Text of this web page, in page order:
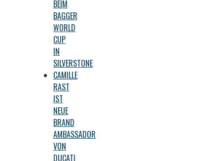
BEIM
BAGGER
WORLD
CUP
IN
SILVERSTONE
CAMILLE
RAST
IST
NEUE
BRAND
AMBASSADOR
VON
DUCATI